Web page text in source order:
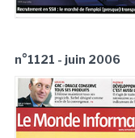
n°1121 - juin 2006